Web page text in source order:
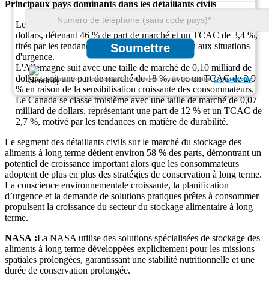
Soumettre
Nous garantissons la confidentialité totale de vos données personnelles.Confidentialité
Principaux pays dominants dans les détaillants civils
Les États-Unis sont en tête avec un marché de 0,26 milliard de
dollars, détenant 46 % de part de marché et un TCAC de 3,4 %,
tirés par les tendances en matière de préparation aux situations
d'urgence.
L'Allemagne suit avec une taille de marché de 0,10 milliard de
dollars, soit une part de marché de 18 %, avec un TCAC de 2,9
% en raison de la sensibilisation croissante des consommateurs.
Le Canada se classe troisième avec une taille de marché de 0,07
milliard de dollars, représentant une part de 12 % et un TCAC de
2,7 %, motivé par les tendances en matière de durabilité.
Le segment des détaillants civils sur le marché du stockage des
aliments à long terme détient environ 58 % des parts, démontrant un
potentiel de croissance important alors que les consommateurs
adoptent de plus en plus des stratégies de conservation à long terme.
La conscience environnementale croissante, la planification
d’urgence et la demande de solutions pratiques prêtes à consommer
propulsent la croissance du secteur du stockage alimentaire à long
terme.
NASA :La NASA utilise des solutions spécialisées de stockage des
aliments à long terme développées explicitement pour les missions
spatiales prolongées, garantissant une stabilité nutritionnelle et une
durée de conservation prolongée.